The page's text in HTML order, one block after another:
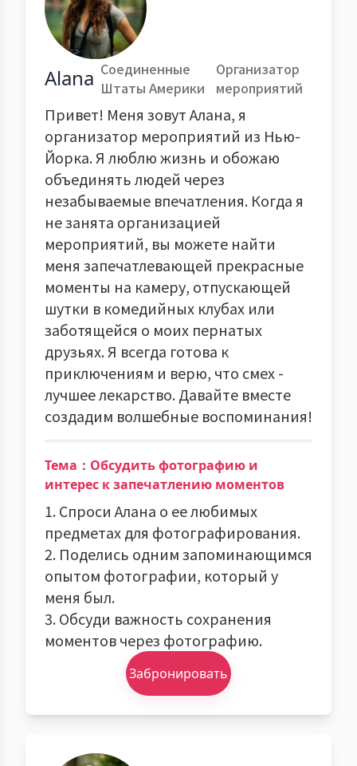
Alana Соединенные
Штаты Америки
Организатор
мероприятий
Привет! Меня зовут Алана, я
организатор мероприятий из Нью-
Йорка. Я люблю жизнь и обожаю
объединять людей через
незабываемые впечатления. Когда я
не занята организацией
мероприятий, вы можете найти
меня запечатлевающей прекрасные
моменты на камеру, отпускающей
шутки в комедийных клубах или
заботящейся о моих пернатых
друзьях. Я всегда готова к
приключениям и верю, что смех -
лучшее лекарство. Давайте вместе
создадим волшебные воспоминания!
Тема：Обсудить фотографию и
интерес к запечатлению моментов
1. Спроси Алана о ее любимых
предметах для фотографирования.
2. Поделись одним запоминающимся
опытом фотографии, который у
меня был.
3. Обсуди важность сохранения
моментов через фотографию.
Забронировать